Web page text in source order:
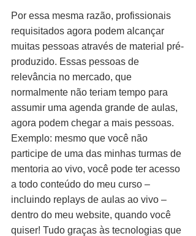
Por essa mesma razão, profissionais
requisitados agora podem alcançar
muitas pessoas através de material pré-
produzido. Essas pessoas de
relevância no mercado, que
normalmente não teriam tempo para
assumir uma agenda grande de aulas,
agora podem chegar a mais pessoas.
Exemplo: mesmo que você não
participe de uma das minhas turmas de
mentoria ao vivo, você pode ter acesso
a todo conteúdo do meu curso –
incluindo replays de aulas ao vivo –
dentro do meu website, quando você
quiser! Tudo graças às tecnologias que